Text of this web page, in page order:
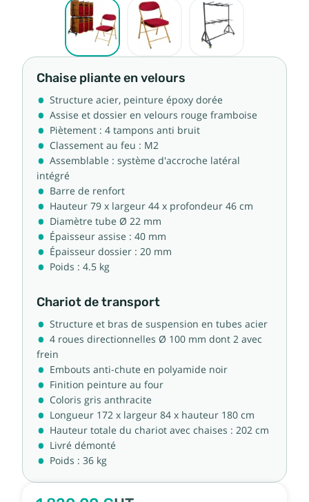
Chaise pliante en velours
Structure acier, peinture époxy dorée
Assise et dossier en velours rouge framboise
Piètement : 4 tampons anti bruit
Classement au feu : M2
Assemblable : système d'accroche latéral
intégré
Barre de renfort
Hauteur 79 x largeur 44 x profondeur 46 cm
Diamètre tube Ø 22 mm
Épaisseur assise : 40 mm
Épaisseur dossier : 20 mm
Poids : 4.5 kg
Chariot de transport
Structure et bras de suspension en tubes acier
4 roues directionnelles Ø 100 mm dont 2 avec
frein
Embouts anti-chute en polyamide noir
Finition peinture au four
Coloris gris anthracite
Longueur 172 x largeur 84 x hauteur 180 cm
Hauteur totale du chariot avec chaises : 202 cm
Livré démonté
Poids : 36 kg